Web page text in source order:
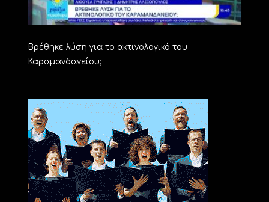
Βρέθηκε λύση για το ακτινολογικό του
Καραμανδανείου;